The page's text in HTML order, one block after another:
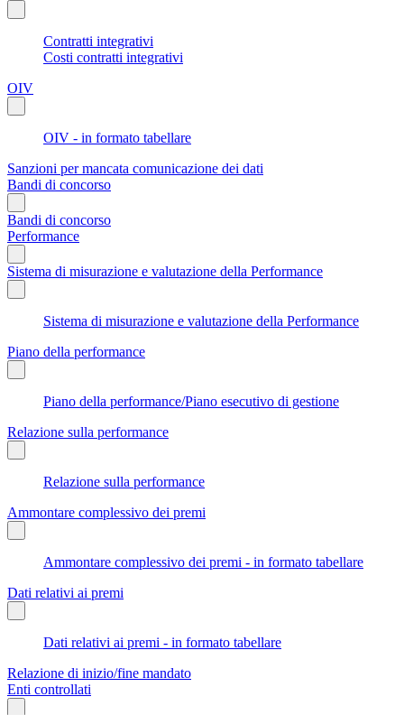
Contratti integrativi
Costi contratti integrativi
OIV
OIV - in formato tabellare
Sanzioni per mancata comunicazione dei dati
Bandi di concorso
Bandi di concorso
Performance
Sistema di misurazione e valutazione della Performance
Sistema di misurazione e valutazione della Performance
Piano della performance
Piano della performance/Piano esecutivo di gestione
Relazione sulla performance
Relazione sulla performance
Ammontare complessivo dei premi
Ammontare complessivo dei premi - in formato tabellare
Dati relativi ai premi
Dati relativi ai premi - in formato tabellare
Relazione di inizio/fine mandato
Enti controllati